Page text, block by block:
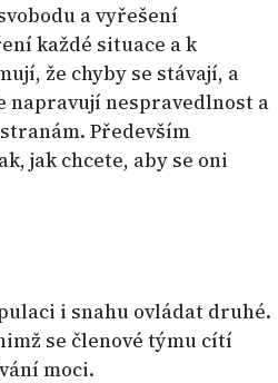
a vyřešení
každé situace a k
že chyby se stávají, a
napravují nespravedlnost a
Především
jak chcete, aby se oni
i snahu ovládat druhé.
se členové týmu cítí
moci.